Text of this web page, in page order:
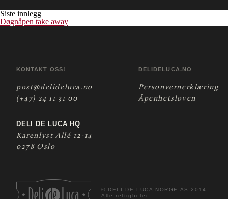
Siste innlegg
Døgnåpen take away
KONTAKT OSS!
post@delideluca.no
(+47) 24 11 31 00
DELI DE LUCA HQ
Karenlyst Allé 12-14
0278 Oslo
DELIDELUCA.NO
Personvernerklæring
Åpenhetsloven
© DELI DE LUCA NORGE AS 2014
Alle rettigheter.